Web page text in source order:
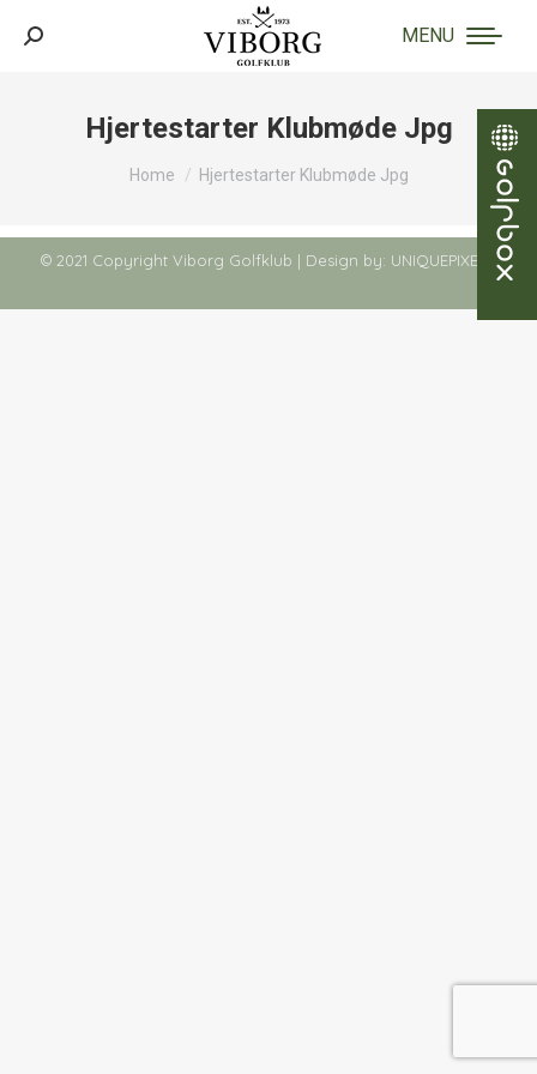
MENU
Search:
Hjertestarter Klubmøde Jpg
You are here:
Home Hjertestarter Klubmøde Jpg
© 2021 Copyright Viborg Golfklub | Design by: UNIQUEPIXELS